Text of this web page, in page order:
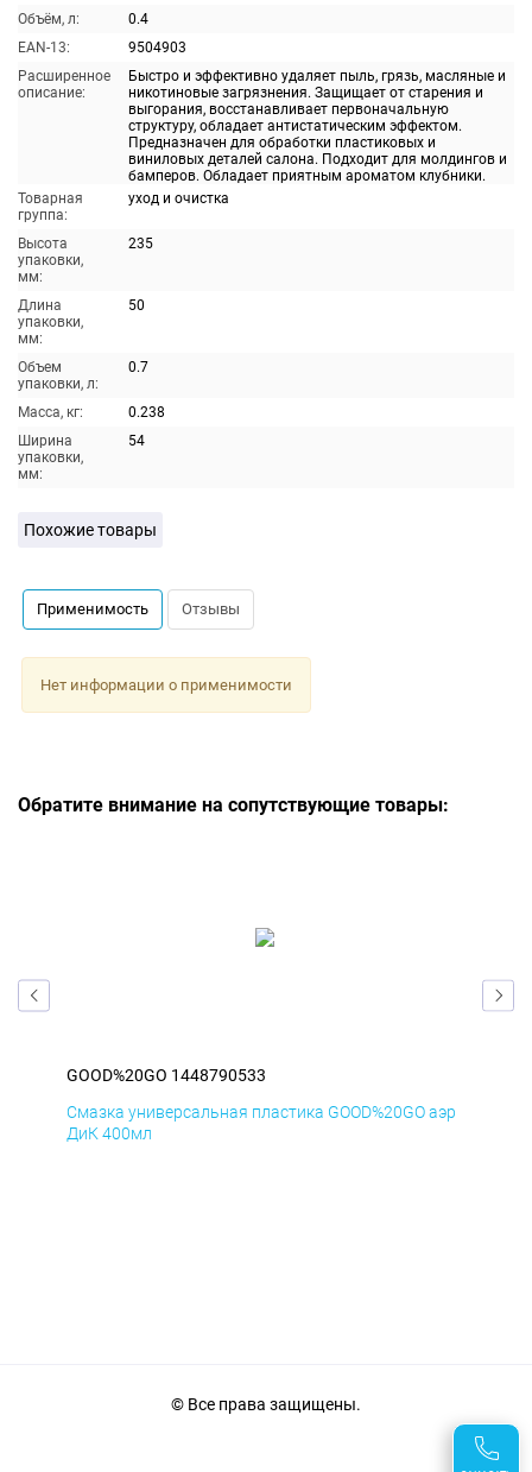
Объём, л:
0.4
EAN-13:
9504903
Расширенное
описание:
Быстро и эффективно удаляет пыль, грязь, масляные и
никотиновые загрязнения. Защищает от старения и
выгорания, восстанавливает первоначальную
структуру, обладает антистатическим эффектом.
Предназначен для обработки пластиковых и
виниловых деталей салона. Подходит для молдингов и
бамперов. Обладает приятным ароматом клубники.
Товарная
группа:
уход и очистка
Высота
упаковки,
мм:
235
Длина
упаковки,
мм:
50
Объем
упаковки, л:
0.7
Масса, кг:
0.238
Ширина
упаковки,
мм:
54
Похожие товары
Применимость Отзывы
Нет информации о применимости
Обратите внимание на сопутствующие товары:
GOOD%20GO 1448790533
Смазка универсальная пластика GOOD%20GO аэр
ДиК 400мл
© Все права защищены.